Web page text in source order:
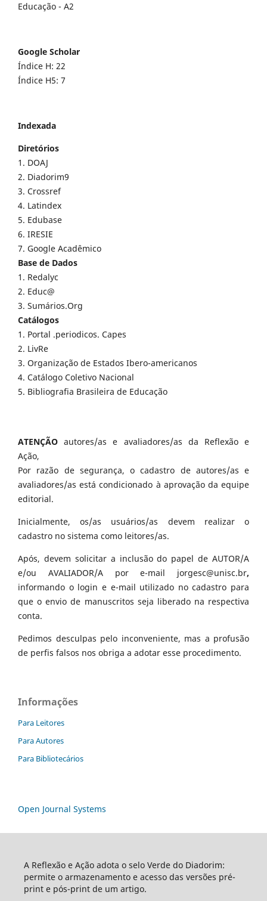
Educação - A2
Google Scholar
Índice H: 22
Índice H5: 7
Indexada
Diretórios
1. DOAJ
2. Diadorim9
3. Crossref
4. Latindex
5. Edubase
6. IRESIE
7. Google Acadêmico
Base de Dados
1. Redalyc
2. Educ@
3. Sumários.Org
Catálogos
1. Portal .periodicos. Capes
2. LivRe
3. Organização de Estados Ibero-americanos
4. Catálogo Coletivo Nacional
5. Bibliografia Brasileira de Educação
ATENÇÃO autores/as e avaliadores/as da Reflexão e
Ação,
Por razão de segurança, o cadastro de autores/as e
avaliadores/as está condicionado à aprovação da equipe
editorial.
Inicialmente, os/as usuários/as devem realizar o
cadastro no sistema como leitores/as.
Após, devem solicitar a inclusão do papel de AUTOR/A
e/ou AVALIADOR/A por e-mail jorgesc@unisc.br,
informando o login e e-mail utilizado no cadastro para
que o envio de manuscritos seja liberado na respectiva
conta.
Pedimos desculpas pelo inconveniente, mas a profusão
de perfis falsos nos obriga a adotar esse procedimento.
Informações
Para Leitores
Para Autores
Para Bibliotecários
Open Journal Systems
A Reflexão e Ação adota o selo Verde do Diadorim:
permite o armazenamento e acesso das versões pré-
print e pós-print de um artigo.